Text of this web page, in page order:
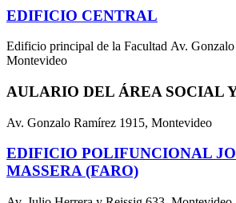
EDIFICIO CENTRAL
Edificio principal de la Facultad Av.
Montevideo
AULARIO DEL ÁREA SOCIAL
Av. Gonzalo Ramírez 1915, Montevideo
EDIFICIO POLIFUNCIONAL
MASSERA (FARO)